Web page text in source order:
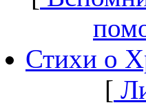
Стихи о
[